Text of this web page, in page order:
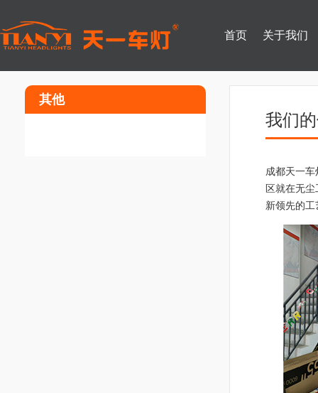
首页 关于我们
其他
我们
成都天一
区就在无
新领先的